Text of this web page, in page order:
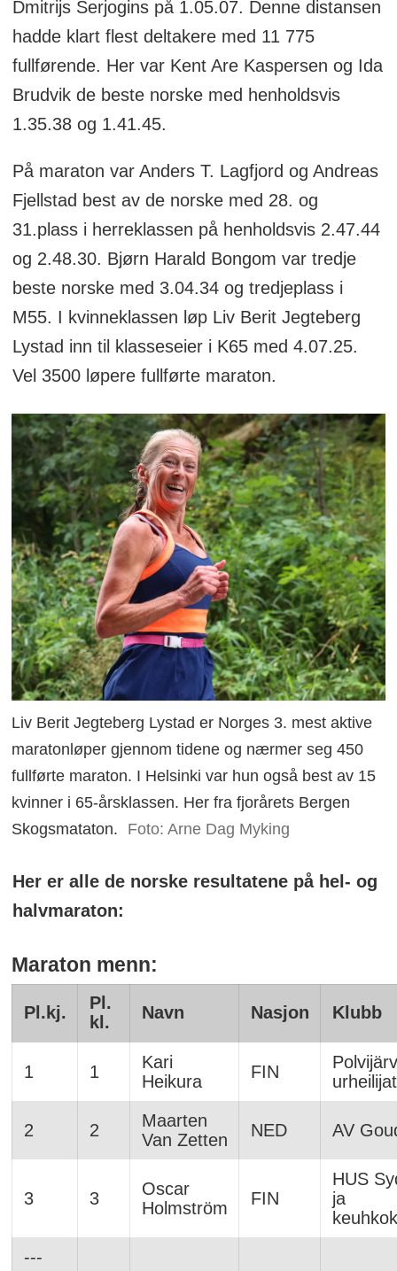
Dmitrijs Serjogins på 1.05.07. Denne distansen
hadde klart flest deltakere med 11 775
fullførende. Her var Kent Are Kaspersen og Ida
Brudvik de beste norske med henholdsvis
1.35.38 og 1.41.45.
På maraton var Anders T. Lagfjord og Andreas
Fjellstad best av de norske med 28. og
31.plass i herreklassen på henholdsvis 2.47.44
og 2.48.30. Bjørn Harald Bongom var tredje
beste norske med 3.04.34 og tredjeplass i
M55. I kvinneklassen løp Liv Berit Jegteberg
Lystad inn til klasseseier i K65 med 4.07.25.
Vel 3500 løpere fullførte maraton.
Liv Berit Jegteberg Lystad er Norges 3. mest aktive
maratonløper gjennom tidene og nærmer seg 450
fullførte maraton. I Helsinki var hun også best av 15
kvinner i 65-årsklassen. Her fra fjorårets Bergen
Skogsmataton.
Foto: Arne Dag Myking
Her er alle de norske resultatene på hel- og
halvmaraton:
Maraton menn:
Pl.kj.
Pl.
kl.
Navn Nasjon Klubb
1 1
Kari
Heikura
FIN
urheilijat
2 2
Maarten
Van Zetten
NED AV
3 3
Oscar
Holmström
FIN
HUS
ja
---